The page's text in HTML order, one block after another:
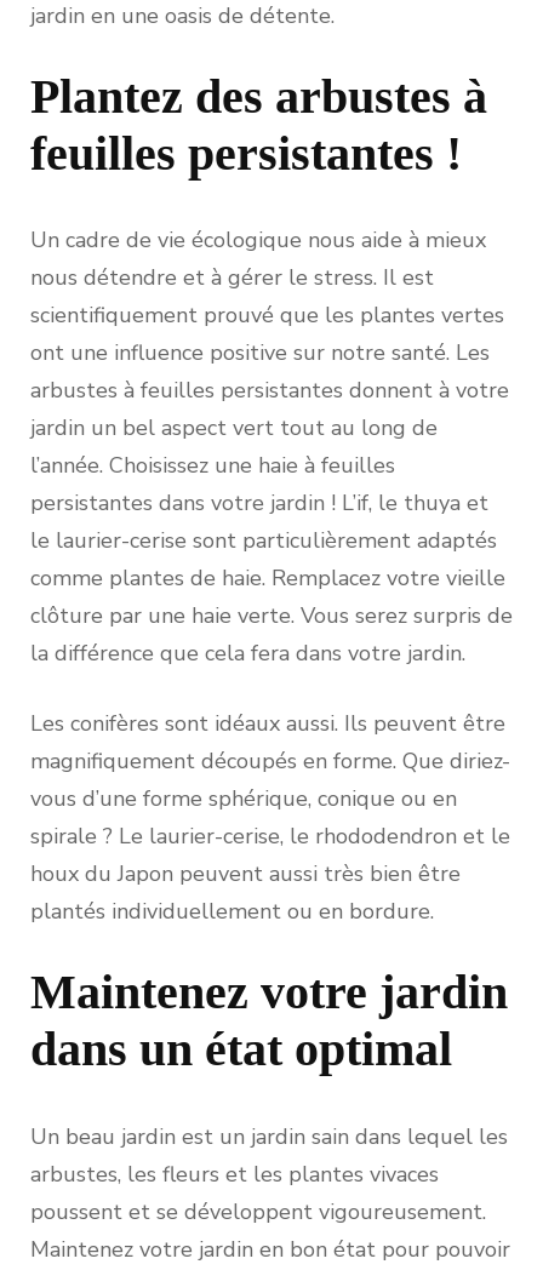
jardin en une oasis de détente.
Plantez des arbustes à
feuilles persistantes !
Un cadre de vie écologique nous aide à mieux
nous détendre et à gérer le stress. Il est
scientifiquement prouvé que les plantes vertes
ont une influence positive sur notre santé. Les
arbustes à feuilles persistantes donnent à votre
jardin un bel aspect vert tout au long de
l’année. Choisissez une haie à feuilles
persistantes dans votre jardin ! L’if, le thuya et
le laurier-cerise sont particulièrement adaptés
comme plantes de haie. Remplacez votre vieille
clôture par une haie verte. Vous serez surpris de
la différence que cela fera dans votre jardin.
Les conifères sont idéaux aussi. Ils peuvent être
magnifiquement découpés en forme. Que diriez-
vous d’une forme sphérique, conique ou en
spirale ? Le laurier-cerise, le rhododendron et le
houx du Japon peuvent aussi très bien être
plantés individuellement ou en bordure.
Maintenez votre jardin
dans un état optimal
Un beau jardin est un jardin sain dans lequel les
arbustes, les fleurs et les plantes vivaces
poussent et se développent vigoureusement.
Maintenez votre jardin en bon état pour pouvoir